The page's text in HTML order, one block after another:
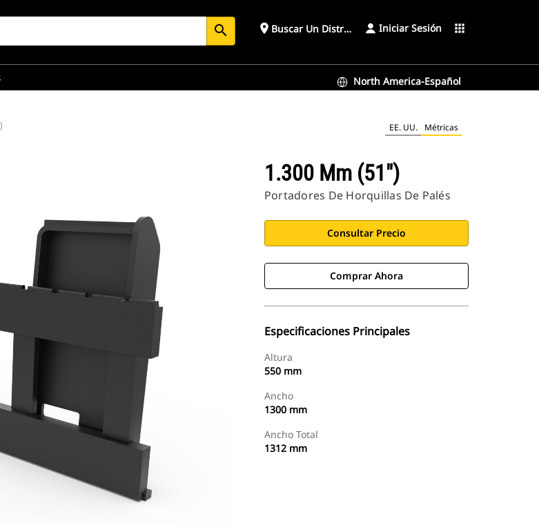
search place Buscar Un Distribuidor Iniciar Sesión apps
North America-Español
EE. UU. Métricas
1.300 Mm (51")
Portadores De Horquillas De Palés
Consultar Precio
Comprar Ahora
Especificaciones Principales
Altura
550 mm
Ancho
1300 mm
Ancho Total
1312 mm